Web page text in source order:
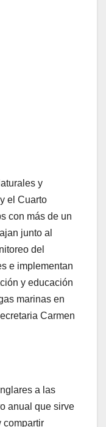
y
el Cuarto
con más de un
junto al
del
e implementan
y educación
marinas en
Carmen
a las
anual que sirve
compartir